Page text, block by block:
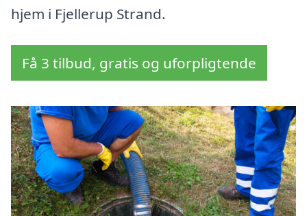
hjem i Fjellerup Strand.
Få 3 tilbud, gratis og uforpligtende